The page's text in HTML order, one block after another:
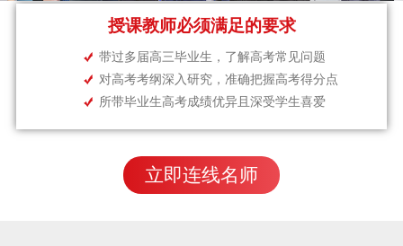
授课教师必须满足的要求
带过多届高三毕业生，了解高考常见问题
对高考考纲深入研究，准确把握高考得分点
所带毕业生高考成绩优异且深受学生喜爱
立即连线名师